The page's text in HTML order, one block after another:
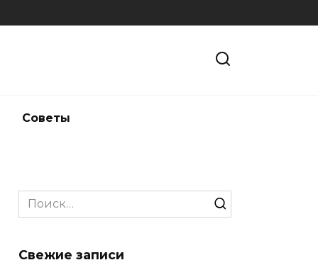
Советы
Search
for:
Свежие записи